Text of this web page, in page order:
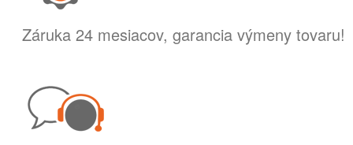
Záruka 24 mesiacov, garancia výmeny tovaru!